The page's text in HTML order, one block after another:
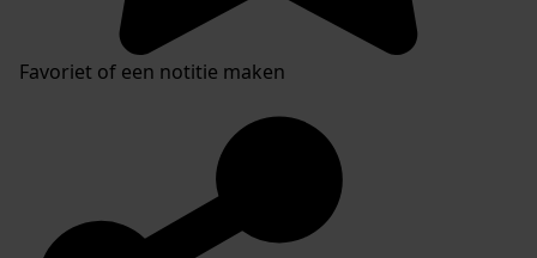
Favoriet of een notitie maken